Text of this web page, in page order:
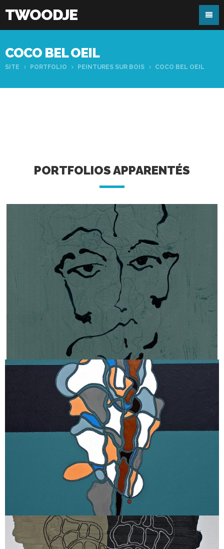
TWOODJE
COCO BEL OEIL
SITE PORTFOLIO PEINTURES SUR BOIS COCO BEL OEIL
PORTFOLIOS APPARENTÉS